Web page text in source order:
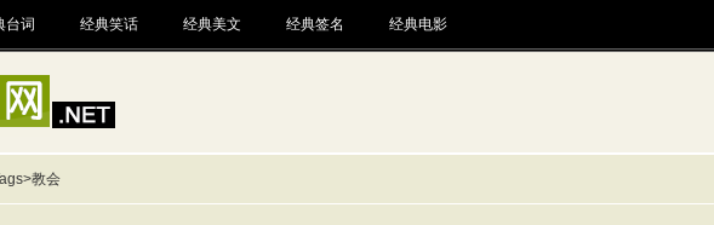
台词 经典笑话 经典美文 经典签名 经典电影
>教会